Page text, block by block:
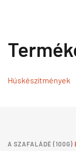
Húskészítmények
A SZAFALÁDÉ (100G)